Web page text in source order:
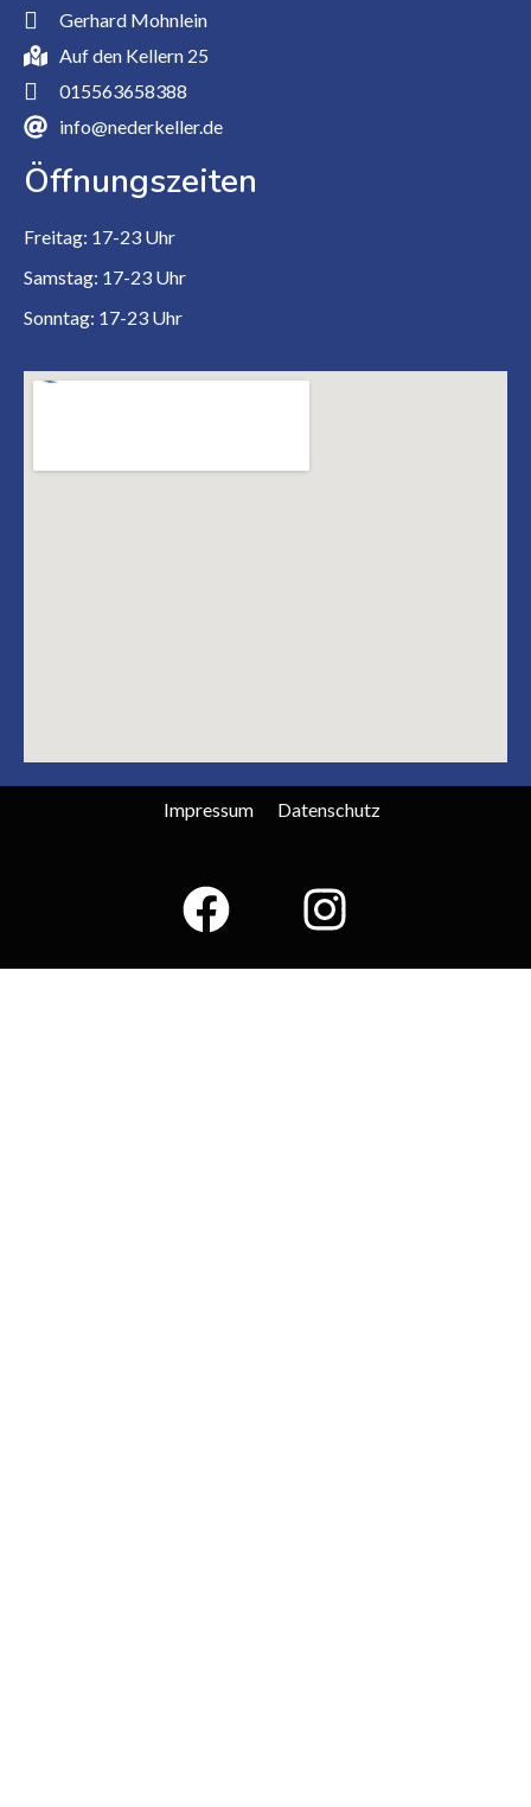
Gerhard Mohnlein
Auf den Kellern 25
015563658388
info@nederkeller.de
Öffnungszeiten
Freitag: 17-23 Uhr
Samstag: 17-23 Uhr
Sonntag: 17-23 Uhr
Impressum Datenschutz